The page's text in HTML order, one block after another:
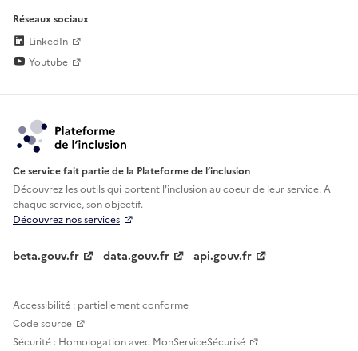
Réseaux sociaux
LinkedIn
Youtube
Ce service fait partie de la Plateforme de l’inclusion
Découvrez les outils qui portent l'inclusion aucoeur de leur service. A
chaque service, son objectif.
Découvrez nos services
beta.gouv.fr data.gouv.fr api.gouv.fr
Accessibilité : partiellement conforme
Code source
Sécurité : Homologation avec MonServiceSécurisé